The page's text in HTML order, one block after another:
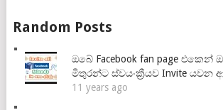
Random Posts
ඔබේ Facebook fan page එකෙන්
මිතුරන්ට ස්වයංක්‍රීයව Invite යවන
11 years ago